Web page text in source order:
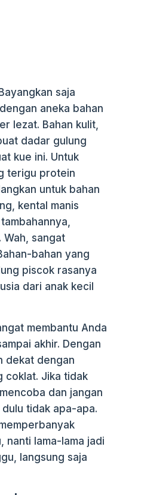
saja
aneka bahan
lezat. Bahan kulit,
dadar gulung
kue ini. Untuk
terigu protein
untuk bahan
kental manis
Wah, sangat
bahan yang
piscok rasanya
dari anak kecil
membantu Anda
akhir. Dengan
dekat dengan
coklat. Jika tidak
dan jangan
tidak apa-apa.
nanti lama-lama jadi
langsung saja